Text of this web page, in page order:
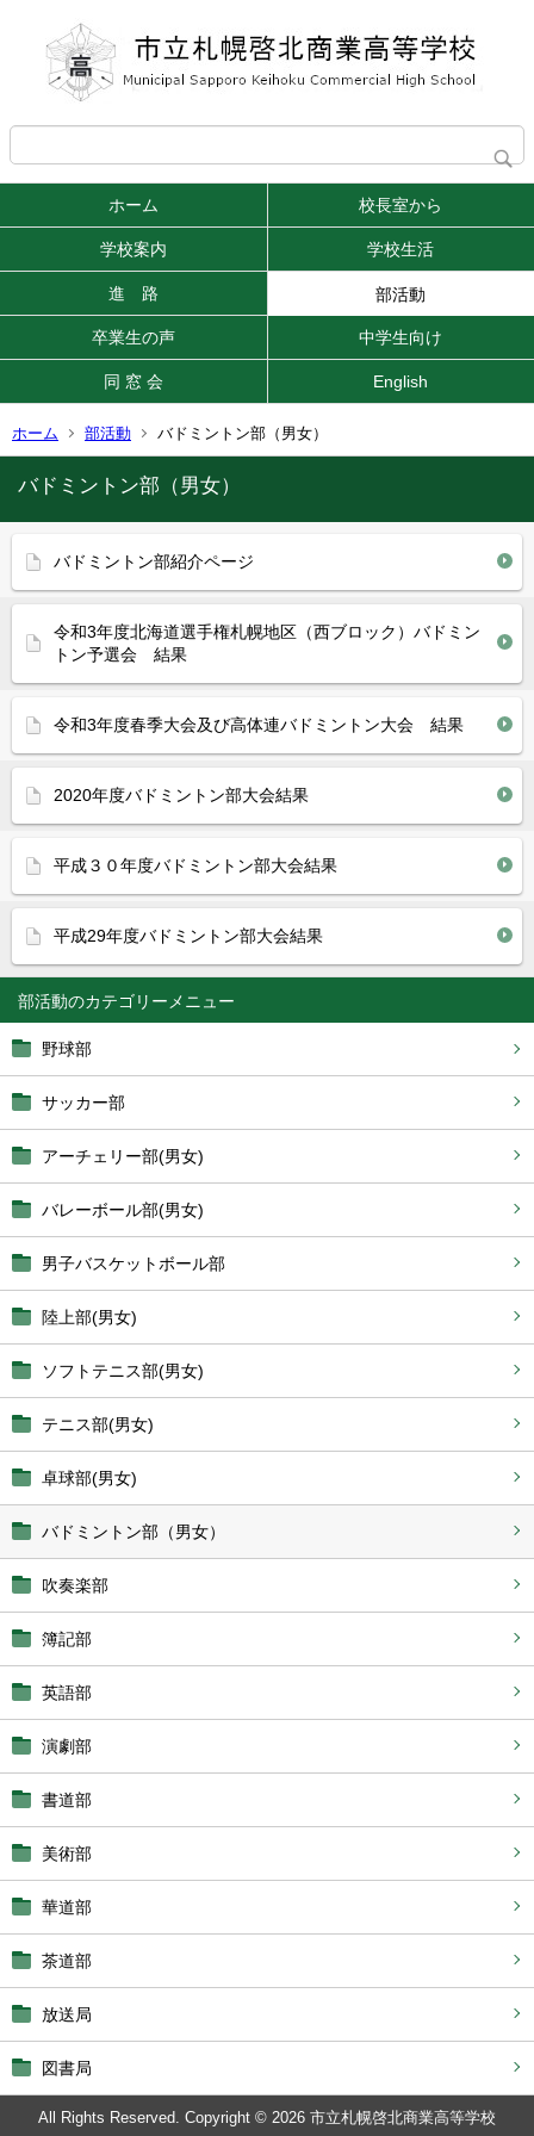
ホーム 校長室から
学校案内 学校生活
進 路 部活動
卒業生の声 中学生向け
同 窓 会 English
ホーム 部活動 バドミントン部（男女）
部活動
野球部
サッカー部
アーチェリー部(男女)
バレーボール部(男女)
男子バスケットボール部
陸上部(男女)
ソフトテニス部(男女)
テニス部(男女)
卓球部(男女)
バドミントン部（男女）
吹奏楽部
簿記部
英語部
演劇部
書道部
美術部
華道部
茶道部
放送局
図書局
バドミントン部（男女）
バドミントン部紹介ページ
令和3年度北海道選手権札幌地区（西ブロック）バドミン
トン予選会 結果
令和3年度春季大会及び高体連バドミントン大会 結果
2020年度バドミントン部大会結果
平成３０年度バドミントン部大会結果
平成29年度バドミントン部大会結果
All Rights Reserved. Copyright © 2026 市立札幌啓北商業高等学校